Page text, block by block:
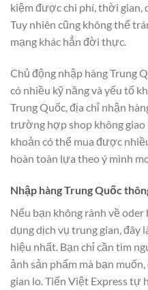
kiệm được chi phí, thời gian,
Tuy nhiên cũng không thể
mạng khác hẳn đời thực.
Chủ động nhập hàng Trung
có nhiều kỹ năng và yếu tố
Trung Quốc, địa chỉ nhận
trường hợp shop không
khoản có thể mua được
hoàn toàn lựa theo ý mình
Nhập hàng Trung Quốc
Nếu bạn không rành về oder
dụng dịch vụ trung gian, đây
hiệu nhất. Bạn chỉ cần tìm
ảnh sản phẩm mà bạn
gian lo. Tiến Việt Express tự